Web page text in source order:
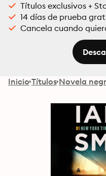
Títulos exclusivos +
14 días de prueba
Cancela cuando
Inicio Títulos Novela